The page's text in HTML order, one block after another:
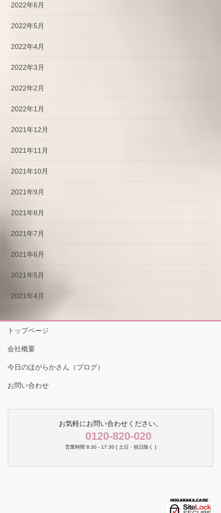
2022年6月
2022年5月
2022年4月
2022年3月
2022年2月
2022年1月
2021年12月
2021年11月
2021年10月
2021年9月
2021年8月
2021年7月
2021年6月
2021年5月
2021年4月
トップページ
会社概要
今日のほがらかさん（ブログ）
お問い合わせ
お気軽にお問い合わせください。
0120-820-020
営業時間 8:30 - 17:30 [ 土日・祝日除く ]